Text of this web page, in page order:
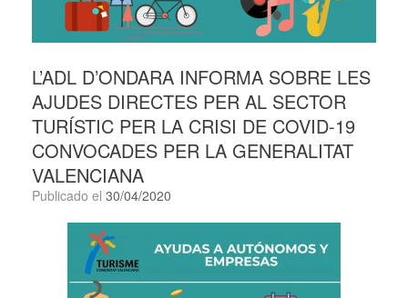
L’ADL D’ONDARA INFORMA SOBRE LES
AJUDES DIRECTES PER AL SECTOR
TURÍSTIC PER LA CRISI DE COVID-19
CONVOCADES PER LA GENERALITAT
VALENCIANA
Publicado el 30/04/2020